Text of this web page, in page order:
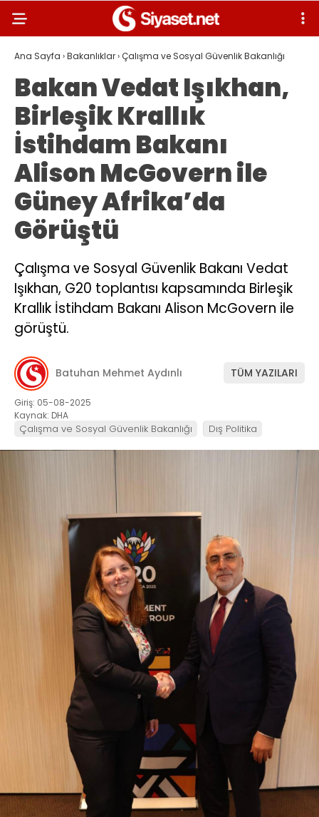
Ana Sayfa ›Bakanlıklar›Çalışma ve Sosyal Güvenlik Bakanlığı
Bakan Vedat Işıkhan,
Birleşik Krallık
İstihdam Bakanı
Alison McGovern ile
Güney Afrika’da
Görüştü
Çalışma ve Sosyal Güvenlik Bakanı Vedat
Işıkhan, G20 toplantısı kapsamında Birleşik
Krallık İstihdam Bakanı Alison McGovern ile
görüştü.
Batuhan Mehmet Aydınlı TÜM YAZILARI
Giriş: 05-08-2025
Kaynak: DHA
Çalışma ve Sosyal Güvenlik Bakanlığı Dış Politika